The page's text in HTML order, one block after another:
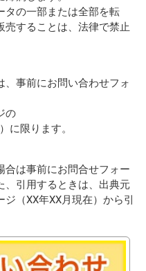
タの一部または全部を転
売することは、法律で禁止
事前にお問い合わせフォ
の
に限ります。
合は事前にお問合せフォー
、引用するときは、出典元
（XX年XX月現在）から引